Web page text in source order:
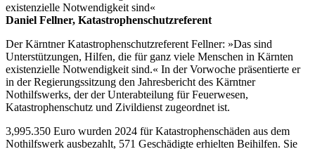
existenzielle Notwendigkeit sind«
Daniel Fellner, Katastrophenschutzreferent
Der Kärntner Katastrophenschutzreferent Fellner: »Das sind
Unterstützungen, Hilfen, die für ganz viele Menschen in Kärnten
existenzielle Notwendigkeit sind.« In der Vorwoche präsentierte er
in der Regierungssitzung den Jahresbericht des Kärntner
Nothilfswerks, der der Unterabteilung für Feuerwesen,
Katastrophenschutz und Zivildienst zugeordnet ist.
3,995.350 Euro wurden 2024 für Katastrophenschäden aus dem
Nothilfswerk ausbezahlt, 571 Geschädigte erhielten Beihilfen. Sie